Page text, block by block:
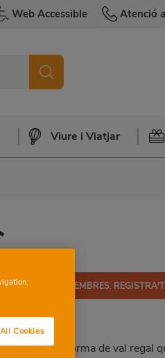
Web Accessible Atenció
Viure i Viatjar
NOMÉS PER A MEMBRES. REGISTRA'T
Un codi en forma de val regal
Cookies